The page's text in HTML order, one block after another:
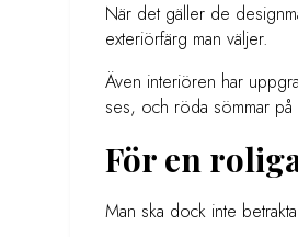
När det gäller de
exteriörfärg man väljer.
Även interiören har
ses, och röda sömmar
För en
Man ska dock inte